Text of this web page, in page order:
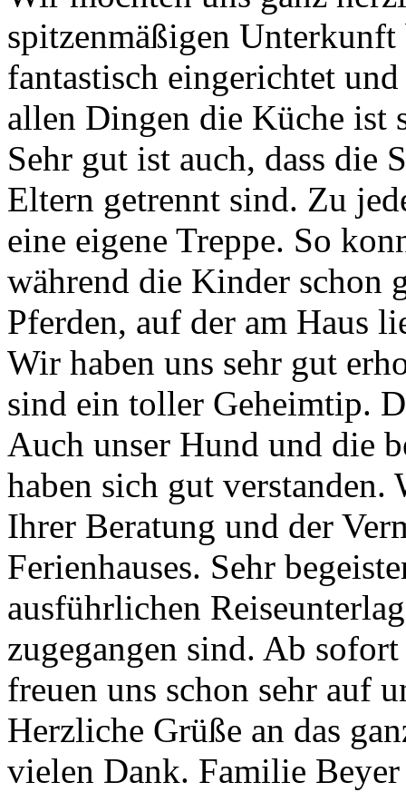
spitzenmäßigen Unterkunft
fantastisch eingerichtet
allen Dingen die Küche ist
Sehr gut ist auch, dass die
Eltern getrennt sind. Zu
eine eigene Treppe. So
während die Kinder schon
Pferden, auf der am Haus
Wir haben uns sehr gut
sind ein toller Geheimtip.
Auch unser Hund und die
haben sich gut
Ihrer Beratung und der
Ferienhauses. Sehr
ausführlichen
zugegangen sind. Ab
freuen uns schon sehr auf
Herzliche Grüße an das
vielen Dank. Familie Beyer